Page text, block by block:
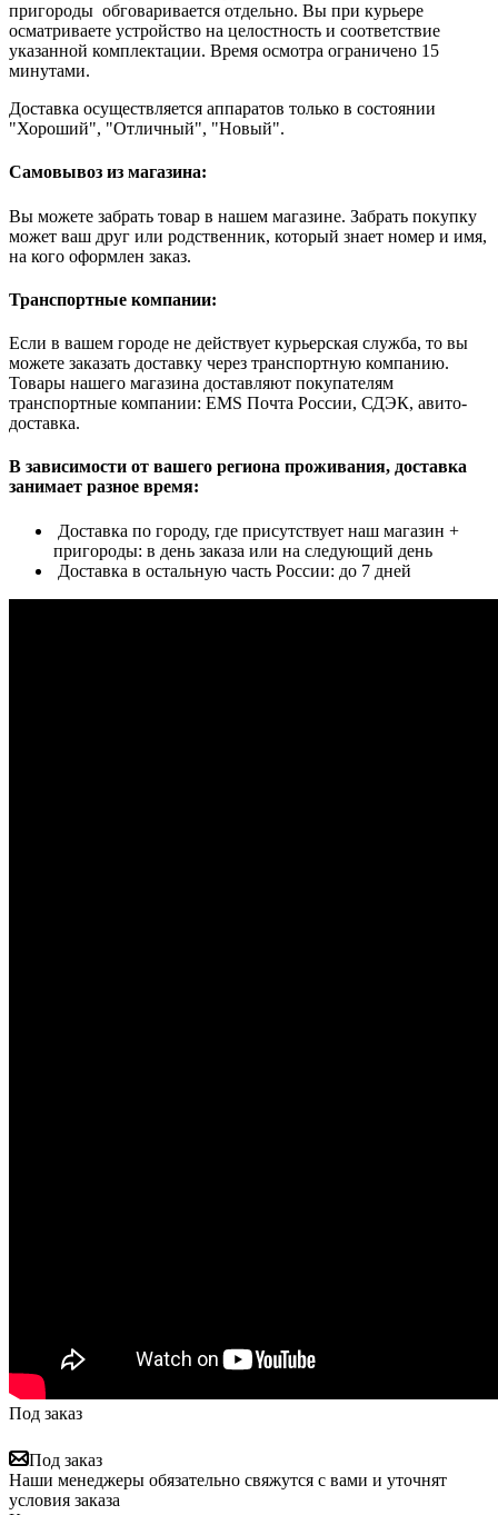
пригороды обговаривается отдельно. Вы при курьере
осматриваете устройство на целостность и соответствие
указанной комплектации. Время осмотра ограничено 15
минутами.
Доставка осуществляется аппаратов только в состоянии
"Хороший", "Отличный", "Новый".
Самовывоз из магазина:
Вы можете забрать товар в нашем магазине. Забрать покупку
может ваш друг или родственник, который знает номер и имя,
на кого оформлен заказ.
Транспортные компании:
Если в вашем городе не действует курьерская служба, то вы
можете заказать доставку через транспортную компанию.
Товары нашего магазина доставляют покупателям
транспортные компании: EMS Почта России, СДЭК, авито-
доставка.
В зависимости от вашего региона проживания, доставка
занимает разное время:
Доставка по городу, где присутствует наш магазин +
пригороды: в день заказа или на следующий день
Доставка в остальную часть России: до 7 дней
Под заказ
Под заказ
Наши менеджеры обязательно свяжутся с вами и уточнят
условия заказа